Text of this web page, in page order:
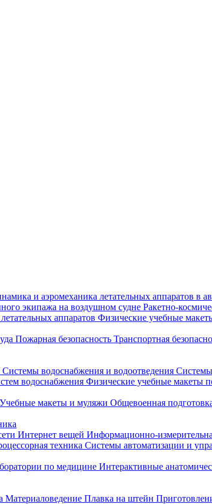
и аэромеханика летательных аппаратов в
экипажа на воздушном судне Ракетно-
аппаратов Физические учебные
Пожарная безопасность Транспортная
Системы водоснабжения и водоотведения
водоснабжения Физические учебные макеты
Учебные макеты и муляжи Общевоенная
Интернет вещей Информационно-
техника Системы автоматизации и
по медицине Интерактивные
Материаловедение Плавка на штейн